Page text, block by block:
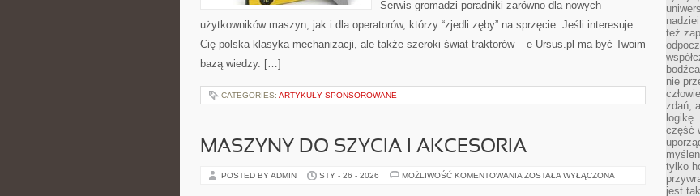
Serwis gromadzi poradniki zarówno dla nowych
użytkowników maszyn, jak i dla operatorów, którzy “zjedli zęby” na sprzęcie. Jeśli interesuje
Cię polska klasyka mechanizacji, ale także szeroki świat traktorów – e-Ursus.pl ma być Twoim
bazą wiedzy. […]
CATEGORIES: ARTYKUŁY SPONSOROWANE
MASZYNY DO SZYCIA I AKCESORIA
POSTED BY ADMIN STY - 26 - 2026 MOŻLIWOŚĆ KOMENTOWANIA MASZYNY
ZOSTAŁA WYŁĄCZONA
też
nie
zdań,
część
tylko
jest